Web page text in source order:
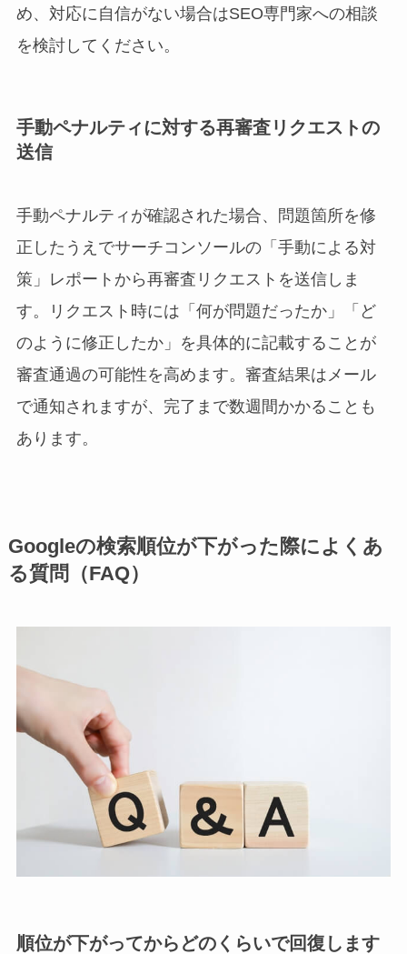
め、対応に自信がない場合はSEO専門家への相談
を検討してください。
手動ペナルティに対する再審査リクエストの
送信
手動ペナルティが確認された場合、問題箇所を修
正したうえでサーチコンソールの「手動による対
策」レポートから再審査リクエストを送信しま
す。リクエスト時には「何が問題だったか」「ど
のように修正したか」を具体的に記載することが
審査通過の可能性を高めます。審査結果はメール
で通知されますが、完了まで数週間かかることも
あります。
Googleの検索順位が下がった際によくあ
る質問（FAQ）
順位が下がってからどのくらいで回復します